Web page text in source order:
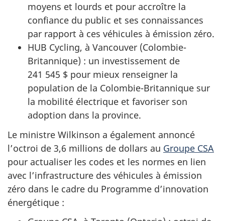
moyens et lourds et pour accroître la
confiance du public et ses connaissances
par rapport à ces véhicules à émission zéro.
HUB Cycling, à Vancouver (Colombie-
Britannique) : un investissement de
241 545 $ pour mieux renseigner la
population de la Colombie-Britannique sur
la mobilité électrique et favoriser son
adoption dans la province.
Le ministre Wilkinson a également annoncé
l’octroi de 3,6 millions de dollars au Groupe CSA
pour actualiser les codes et les normes en lien
avec l’infrastructure des véhicules à émission
zéro dans le cadre du Programme d’innovation
énergétique :